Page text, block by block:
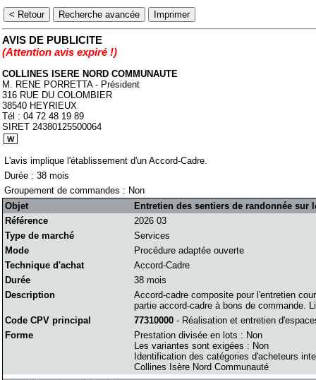
AVIS DE PUBLICITE
(Attention avis expiré !)
COLLINES ISERE NORD COMMUNAUTE
M. RENE PORRETTA - Président
316 RUE DU COLOMBIER
38540 HEYRIEUX
Tél : 04 72 48 19 89
SIRET 24380125500064
L'avis implique l'établissement d'un Accord-Cadre.
Durée : 38 mois
Groupement de commandes : Non
Objet
Entretien des sentiers de randonnée
Référence
2026 03
Type de marché
Services
Mode
Procédure adaptée ouverte
Technique d'achat
Accord-Cadre
Durée
38 mois
Description
Accord-cadre composite pour l'entretien
partie accord-cadre à bons de commande.
Code CPV principal
77310000 - Réalisation et entretien
Forme
Prestation divisée en lots : Non
Les variantes sont exigées : Non
Identification des catégories d'acheteurs
Collines Isère Nord Communauté